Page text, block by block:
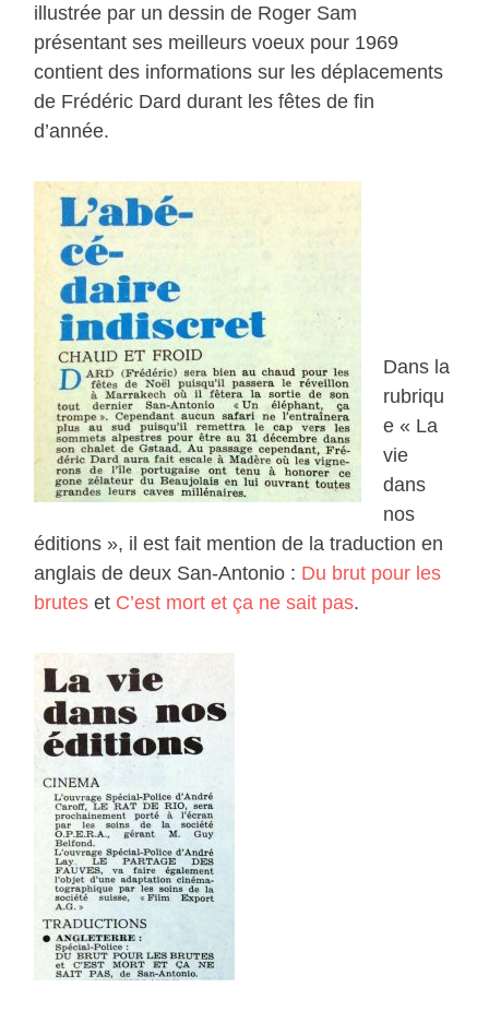
illustrée par un dessin de Roger Sam
présentant ses meilleurs voeux pour 1969
contient des informations sur les déplacements
de Frédéric Dard durant les fêtes de fin
d’année.
Dans la
rubriqu
e « La
vie
dans
nos
éditions », il est fait mention de la traduction en
anglais de deux San-Antonio : Du brut pour les
brutes et C’est mort et ça ne sait pas.